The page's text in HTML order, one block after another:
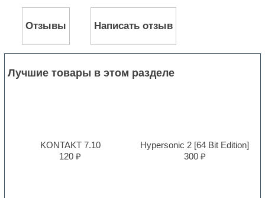
Отзывы Написать отзыв
Лучшие товары в этом разделе
KONTAKT 7.10
120 ₽
Hypersonic 2 [64 Bit Edition]
300 ₽